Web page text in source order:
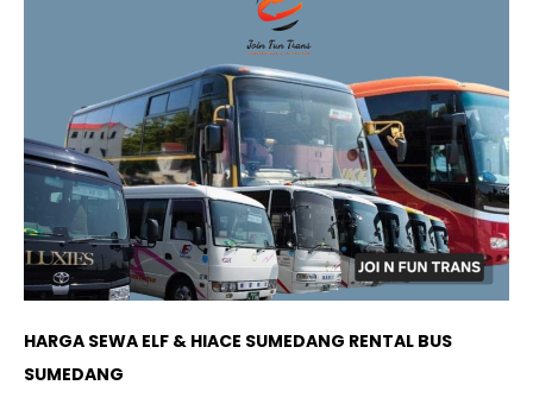
HARGA SEWA ELF & HIACE SUMEDANG RENTAL BUS
SUMEDANG